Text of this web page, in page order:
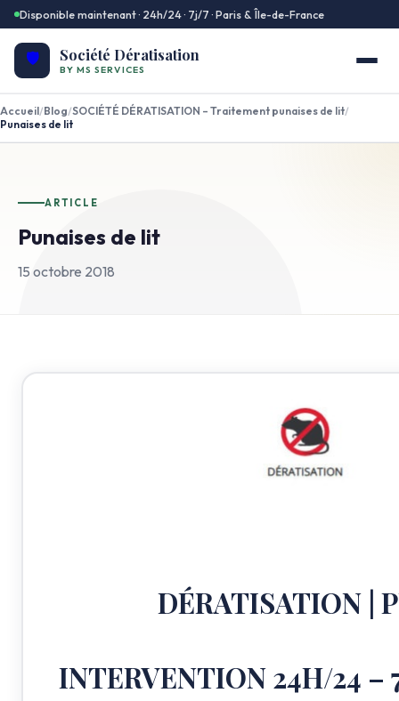
Disponible maintenant · 24h/24 · 7j/7 · Paris & Île-de-France
🛡️ Société Dératisation
BY MS SERVICES
Accueil/Blog/SOCIÉTÉ DÉRATISATION – Traitement punaises de lit/
Punaises de lit
ARTICLE
Punaises de lit
15 octobre 2018
DÉRATISATION |
INTERVENTION 24H/24 –